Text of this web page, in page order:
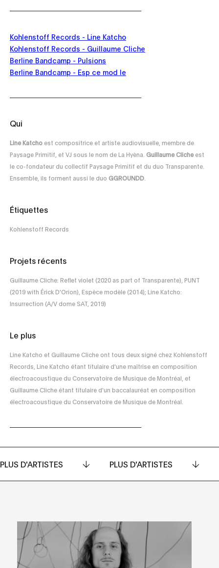
Kohlenstoff Records - Line Katcho
Kohlenstoff Records - Guillaume Cliche
Berline Bandcamp - Pulsions
Berline Bandcamp - Esp ce mod le
Qui
Line Katcho est compositrice et artiste audiovisuelle, membre de
Paysage Primitif, et VJ sous le nom de La Hyèna. Guillaume Clicheest
le co-fondateur du collectif Paysage Primitif et du duo Transparente.
Ensemble, ils forment aussi le duo GGROUNDD
Étiquettes
Kohlenstoff Records
Projets récents
Guillaume Cliche: Reflet violet (2020 as part of Transparente), PUNT
(2019 with Érick D'Orion), Espèce modèle (2014); Line Katcho:
Insurrection (A/V dome SAT, 2019)
Le plus
Line Katcho et Guillaume Cliche ont tous deux signé chez Kohlenstoff
Records, Line Katcho étant titulaire d'une maîtrise en composition
électroacoustique du Conservatoire de Musique de Montréal, et
Guillaume Cliche étant titulaire d'un baccalauréat en composition
électroacoustique du Conservatoire de Musique de Montréal.
PLUS D'ARTISTES PLUS D'ARTISTES